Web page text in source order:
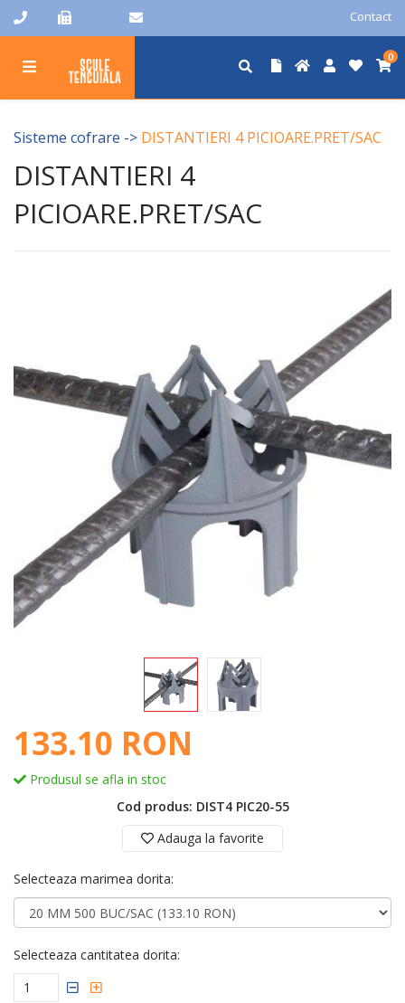
Contact
0
Sisteme cofrare -> DISTANTIERI 4 PICIOARE.PRET/SAC
DISTANTIERI 4
PICIOARE.PRET/SAC
133.10 RON
Produsul se afla in stoc
Cod produs: DIST4 PIC20-55
Adauga la favorite
Selecteaza marimea dorita:
Selecteaza cantitatea dorita: